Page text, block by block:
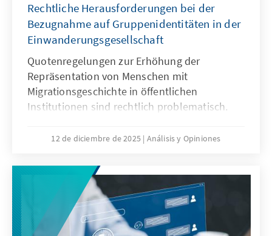
Rechtliche Herausforderungen bei der
Bezugnahme auf Gruppenidentitäten in der
Einwanderungsgesellschaft
Quotenregelungen zur Erhöhung der
Repräsentation von Menschen mit
Migrationsgeschichte in öffentlichen
Institutionen sind rechtlich problematisch.
nach Herkunft. Für Quoten zugunsten von
verfassungsrechtliche Grundlage. Das Papier
zeigt: Sonderregelungen für neu
eingewanderte Menschen sind nur zu Beginn
sinnvoll. Später besteht die herausfordernde
Aufgabe der Abgrenzung der Gruppe.
12 de diciembre de 2025 Análisis y Opiniones